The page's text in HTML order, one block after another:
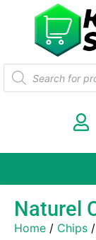
Naturel
Home / Chips